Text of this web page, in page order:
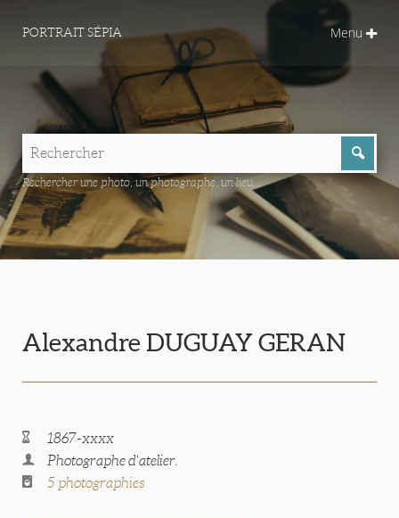
PORTRAIT SÉPIA Menu
Rechercher une photo, un photographe, un lieu...
Alexandre DUGUAY GERAN
1867-xxxx
Photographe d'atelier.
5 photographies